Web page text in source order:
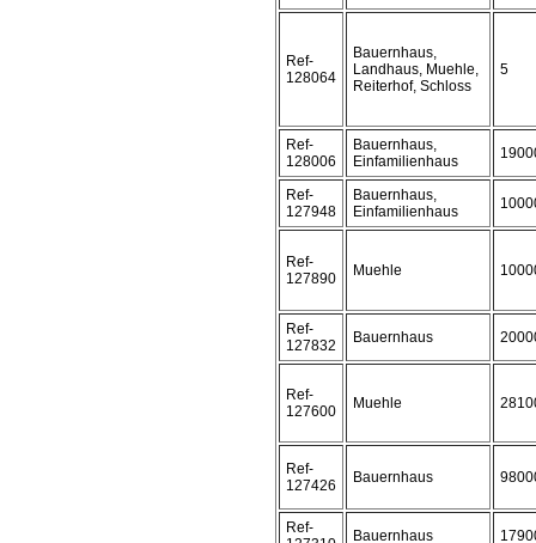
Ref-
128064
Bauernhaus,
Landhaus, Muehle,
Reiterhof, Schloss
5
Ref-
128006
Bauernhaus,
Einfamilienhaus
Ref-
127948
Bauernhaus,
Einfamilienhaus
Ref-
127890
Muehle
Ref-
127832
Bauernhaus
Ref-
127600
Muehle
Ref-
127426
Bauernhaus
Ref-
Bauernhaus